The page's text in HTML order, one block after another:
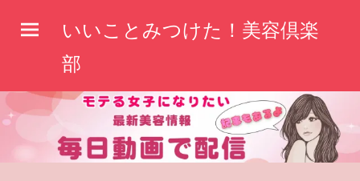
へ
いいことみつけた！美容倶楽
部